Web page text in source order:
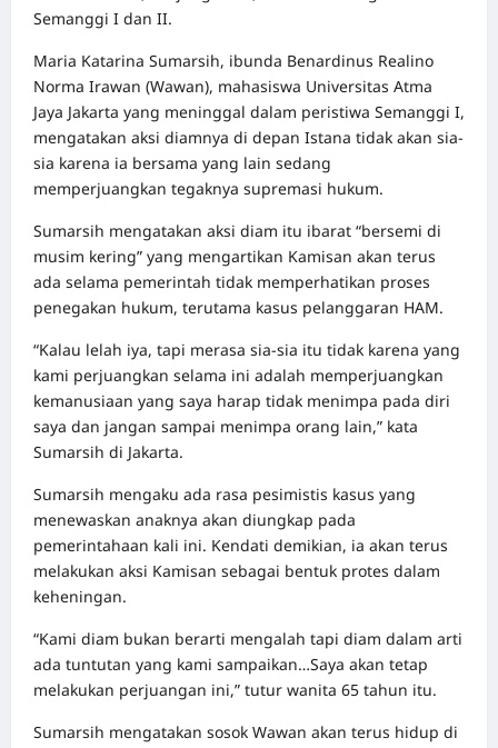
Semanggi I dan II.
Maria Katarina Sumarsih, ibunda Benardinus Realino
Norma Irawan (Wawan), mahasiswa Universitas Atma
Jaya Jakarta yang meninggal dalam peristiwa Semanggi I,
mengatakan aksi diamnya di depan Istana tidak akan sia-
sia karena ia bersama yang lain sedang
memperjuangkan tegaknya supremasi hukum.
Sumarsih mengatakan aksi diam itu ibarat “bersemi di
musim kering” yang mengartikan Kamisan akan terus
ada selama pemerintah tidak memperhatikan proses
penegakan hukum, terutama kasus pelanggaran HAM.
“Kalau lelah iya, tapi merasa sia-sia itu tidak karena yang
kami perjuangkan selama ini adalah memperjuangkan
kemanusiaan yang saya harap tidak menimpa pada diri
saya dan jangan sampai menimpa orang lain,” kata
Sumarsih di Jakarta.
Sumarsih mengaku ada rasa pesimistis kasus yang
menewaskan anaknya akan diungkap pada
pemerintahaan kali ini. Kendati demikian, ia akan terus
melakukan aksi Kamisan sebagai bentuk protes dalam
keheningan.
“Kami diam bukan berarti mengalah tapi diam dalam arti
ada tuntutan yang kami sampaikan…Saya akan tetap
melakukan perjuangan ini,” tutur wanita 65 tahun itu.
Sumarsih mengatakan sosok Wawan akan terus hidup di